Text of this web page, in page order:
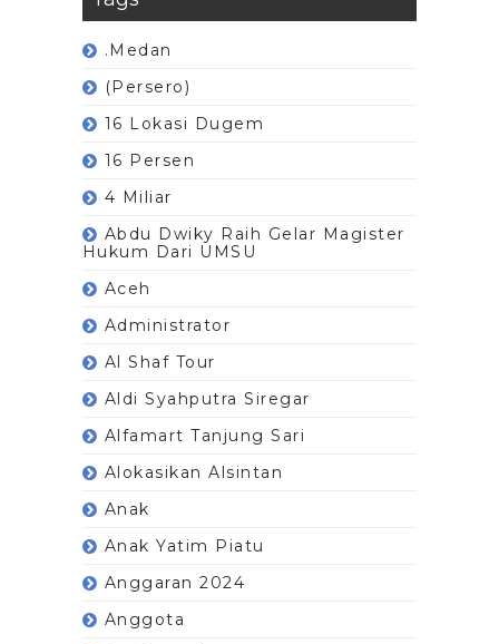
.Medan
(Persero)
16 Lokasi Dugem
16 Persen
4 Miliar
Abdu Dwiky Raih Gelar Magister
Hukum Dari UMSU
Aceh
Administrator
Al Shaf Tour
Aldi Syahputra Siregar
Alfamart Tanjung Sari
Alokasikan Alsintan
Anak
Anak Yatim Piatu
Anggaran 2024
Anggota